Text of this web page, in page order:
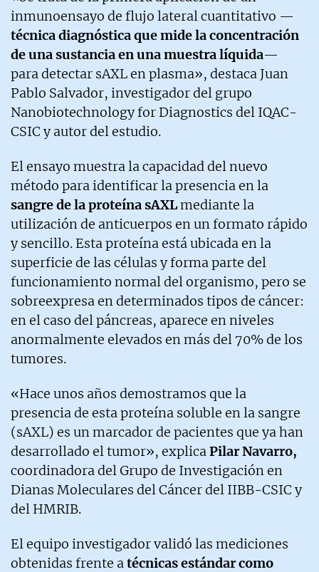
inmunoensayo de flujo lateral cuantitativo —
técnica diagnóstica que mide la concentración
de una sustancia en una muestra líquida—
para detectar sAXL en plasma», destaca Juan
Pablo Salvador, investigador del grupo
Nanobiotechnology for Diagnostics del IQAC-
CSIC y autor del estudio.
El ensayo muestra la capacidad del nuevo
método para identificar la presencia en la
sangre de la proteína sAXLmediante la
utilización de anticuerpos en un formato rápido
y sencillo. Esta proteína está ubicada en la
superficie de las células y forma parte del
funcionamiento normal del organismo, pero se
sobreexpresa en determinados tipos de cáncer:
en el caso del páncreas, aparece en niveles
anormalmente elevados en más del 70% de los
tumores.
«Hace unos años demostramos que la
presencia de esta proteína soluble en la sangre
(sAXL) es un marcador de pacientes que ya han
desarrollado el tumor», explicaPilar Navarro,
coordinadora del Grupo de Investigación en
Dianas Moleculares del Cáncer del IIBB-CSIC y
del HMRIB.
El equipo investigador validó las mediciones
obtenidas frente atécnicas estándar como